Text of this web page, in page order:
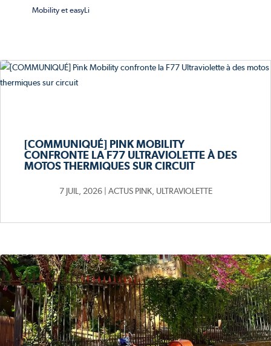
Mobility et easyLi
[COMMUNIQUÉ] PINK MOBILITY
CONFRONTE LA F77 ULTRAVIOLETTE À DES
MOTOS THERMIQUES SUR CIRCUIT
7 JUIL, 2026| ACTUS PINK, ULTRAVIOLETTE